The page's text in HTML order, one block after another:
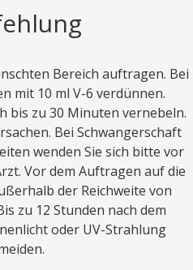
Bereich auftragen. Bei
mit 10 ml V-6 verdünnen.
bis zu 30 Minuten vernebeln.
Bei Schwangerschaft
wenden Sie sich bitte vor
Vor dem Auftragen auf die
der Reichweite von
zu 12 Stunden nach dem
oder UV-Strahlung